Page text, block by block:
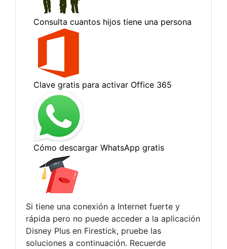
Si tiene una conexión a Internet fuerte y
rápida pero no puede acceder a la aplicación
Disney Plus en Firestick, pruebe las
soluciones a continuación. Recuerde